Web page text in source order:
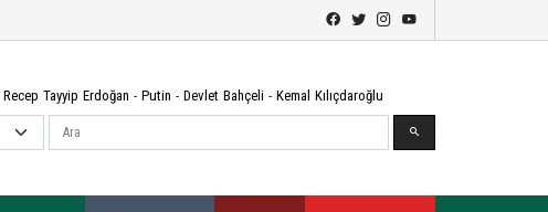
Recep Tayyip Erdoğan - Putin - Devlet Bahçeli - Kemal Kılıçdaroğlu
Ara